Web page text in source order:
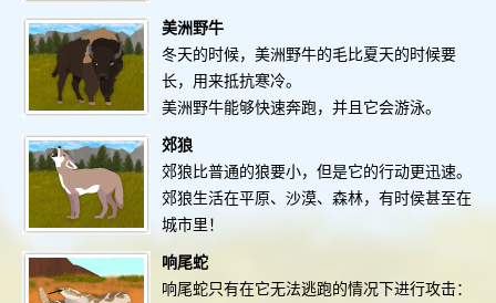
美洲野牛
冬天的时候，美洲野牛的毛比夏天的时候要
长，用来抵抗寒冷。
美洲野牛能够快速奔跑，并且它会游泳。
郊狼
郊狼比普通的狼要小，但是它的行动更迅速。
郊狼生活在平原、沙漠、森林，有时侯甚至在
城市里！
响尾蛇
响尾蛇只有在它无法逃跑的情况下进行攻击：